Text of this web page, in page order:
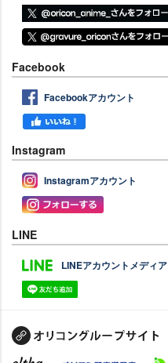
Facebook
Facebookアカウント
Instagram
Instagramアカウント
LINE
LINEアカウントメディア